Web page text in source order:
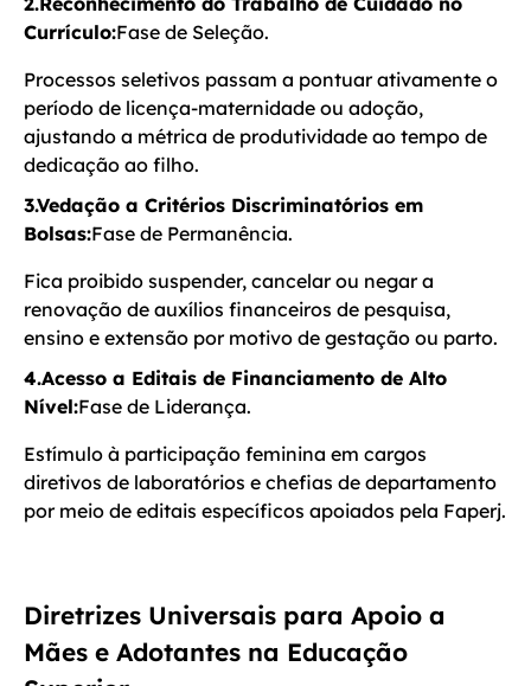
Currículo:Fase de Seleção.
Processos seletivos passam a pontuar ativamente o
período de licença-maternidade ou adoção,
ajustando a métrica de produtividade ao tempo de
dedicação ao filho.
3.Vedação a Critérios Discriminatórios em
Bolsas:Fase de Permanência.
Fica proibido suspender, cancelar ou negar a
renovação de auxílios financeiros de pesquisa,
ensino e extensão por motivo de gestação ou parto.
4.Acesso a Editais de Financiamento de Alto
Nível:Fase de Liderança.
Estímulo à participação feminina em cargos
diretivos de laboratórios e chefias de departamento
por meio de editais específicos apoiados pela Faperj.
Diretrizes Universais para Apoio a
Mães e Adotantes na Educação